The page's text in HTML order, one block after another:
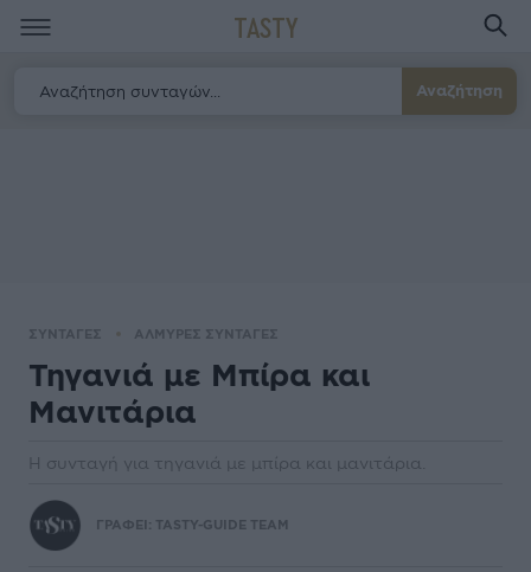
TASTY
Αναζήτηση
ΣΥΝΤΑΓΕΣ ΑΛΜΥΡΕΣ ΣΥΝΤΑΓΕΣ
Τηγανιά με Μπίρα και
Μανιτάρια
Η συνταγή για τηγανιά με μπίρα και μανιτάρια.
ΓΡΑΦΕΙ: TASTY-GUIDE TEAM